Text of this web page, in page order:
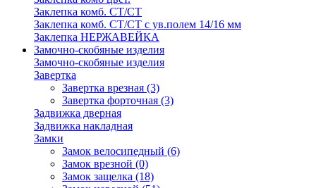
Заклепка комб. СТ/СТ
Заклепка комб. СТ/СТ с ув.полем 14/16 мм
Заклепка НЕРЖАВЕЙКА
Замочно-скобяные изделия
Замочно-скобяные изделия
Завертка
Завертка врезная (3)
Завертка форточная (3)
Задвижка дверная
Задвижка накладная
Замки
Замок велосипедный (6)
Замок врезной (0)
Замок защелка (18)